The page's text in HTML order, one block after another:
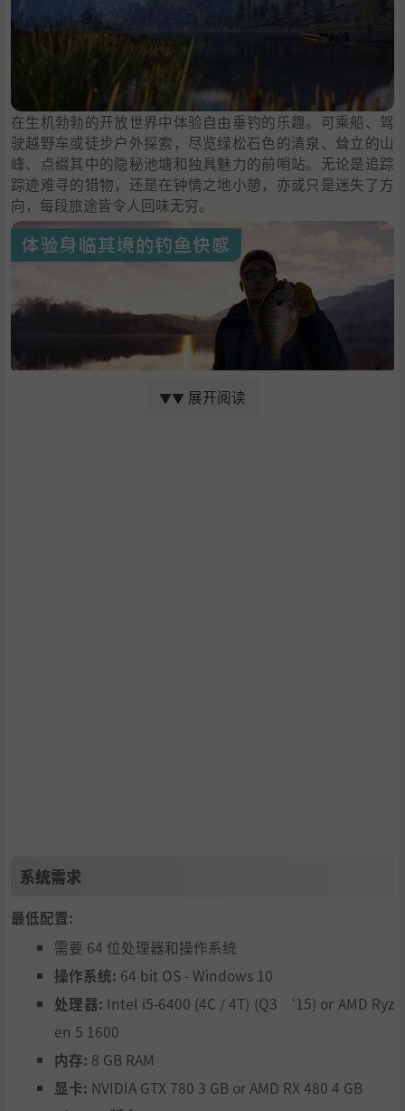
在生机勃勃的开放世界中体验自由垂钓的乐趣。可乘船、驾
驶越野车或徒步户外探索，尽览绿松石色的清泉、耸立的山
峰、点缀其中的隐秘池塘和独具魅力的前哨站。无论是追踪
踪迹难寻的猎物，还是在钟情之地小憩，亦或只是迷失了方
向，每段旅途皆令人回味无穷。
与各种独一无二的鱼类角力，体验身临其境的钓鱼快感。每
种鱼都有其特定的行为和特征，决定了它们容易被哪种钓具
最多12名玩家可在线合作，在多人游戏中体验前所未有的钓
鱼快感。结识钓鱼同伴，一同搭乘越野车或船只探索这片开
放世界，踏上难忘的垂钓探险之旅。也可以单人游戏，或在
离线模式下游戏，以获得更为平静的钓鱼体验。
▼▼ 展开阅读
系统需求
最低配置:
需要 64 位处理器和操作系统
操作系统: 64 bit OS - Windows 10
处理器: Intel i5-6400 (4C / 4T) (Q3 ‘15) or AMD Ryz
en 5 1600
内存: 8 GB RAM
显卡: NVIDIA GTX 780 3 GB or AMD RX 480 4 GB